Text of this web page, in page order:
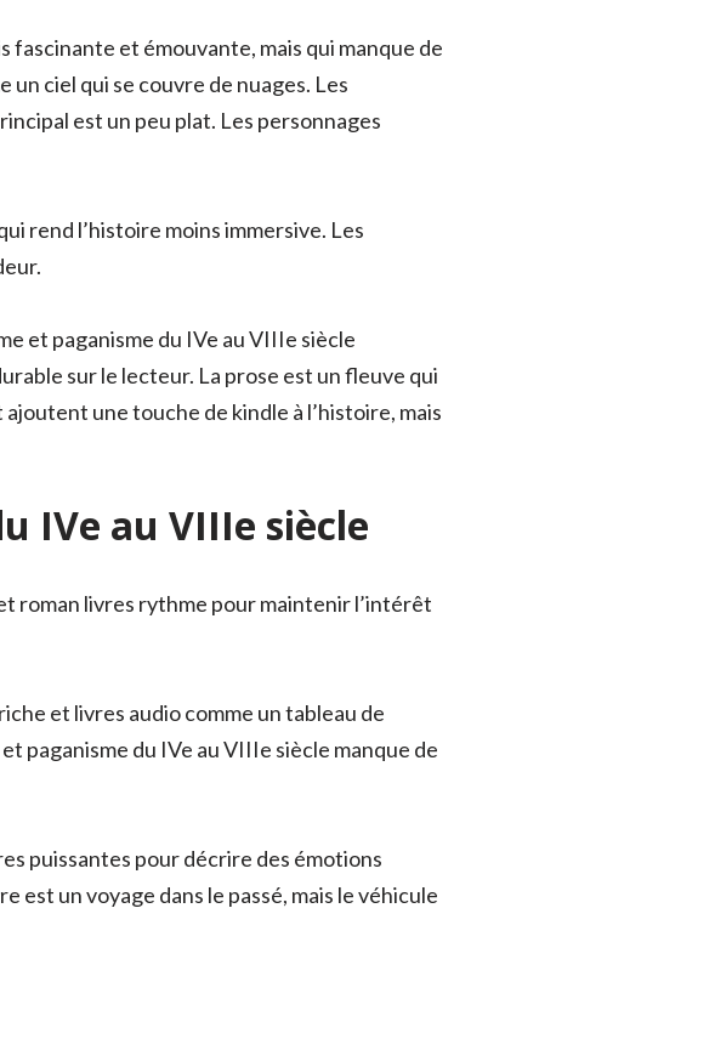
fascinante et émouvante, mais qui manque de
un ciel qui se couvre de nuages. Les
est un peu plat. Les personnages
rend l’histoire moins immersive. Les
et paganisme du IVe au VIIIe siècle
sur le lecteur. La prose est un fleuve qui
une touche de kindle à l’histoire, mais
IVe au VIIIe siècle
roman livres rythme pour maintenir l’intérêt
et livres audio comme un tableau de
paganisme du IVe au VIIIe siècle manque de
puissantes pour décrire des émotions
est un voyage dans le passé, mais le véhicule